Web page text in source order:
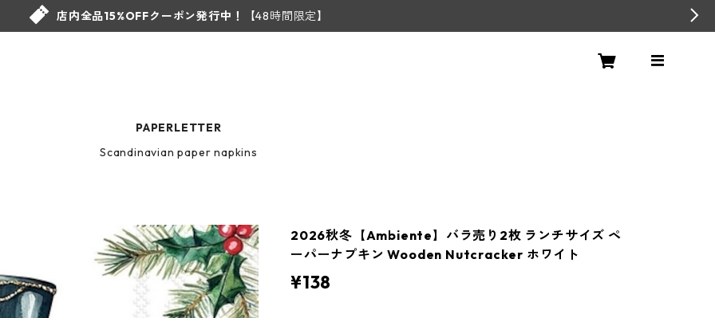
店内全品15%OFFクーポン発行中！ 【48時間限定】
PAPERLETTER
Scandinavian paper napkins
2026秋冬【Ambiente】バラ売り2枚 ランチサイズ ペ
ーパーナプキン Wooden Nutcracker ホワイト
¥138